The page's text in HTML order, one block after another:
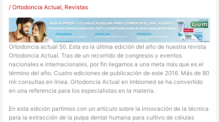
/Ortodoncia Actual, Revistas
Ortodoncia actual 50. Esta es la última edición del año de nuestra revista
Ortodoncia Actual. Tras de un recorrido de congresos y eventos
nacionales e internacionales, por fin llegamos a una meta más que es el
término del año. Cuatro ediciones de publicación de este 2016. Más de 80
mil consultas en linea. Ortodoncia Actual en Imbiomed se ha convertido
en una referencia para los especialistas en la materia.
En esta edición partimos con un artículo sobre la innovación de la técnica
para la extracción de la pulpa dental humana para cultivo de células